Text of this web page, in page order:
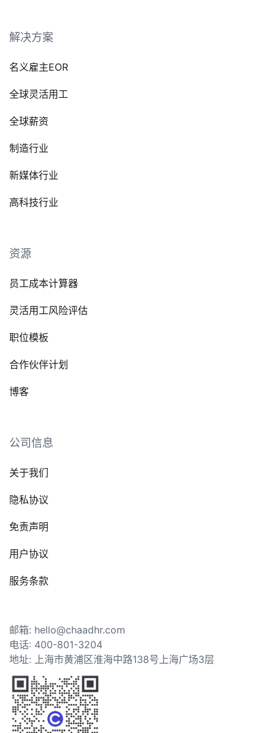
解决方案
名义雇主EOR
全球灵活用工
全球薪资
制造行业
新媒体行业
高科技行业
资源
员工成本计算器
灵活用工风险评估
职位模板
合作伙伴计划
博客
公司信息
关于我们
隐私协议
免责声明
用户协议
服务条款
邮箱: hello@chaadhr.com
电话: 400-801-3204
地址: 上海市黄浦区淮海中路138号上海广场3层